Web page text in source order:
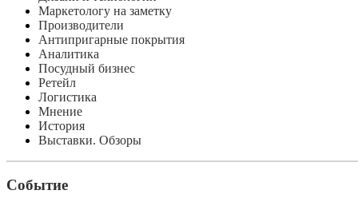
Маркетологу на заметку
Производители
Антипригарные покрытия
Аналитика
Посудный бизнес
Ретейл
Логистика
Мнение
История
Выставки. Обзоры
Событие